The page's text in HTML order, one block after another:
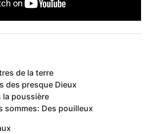
de la terre
des presque Dieux
la poussière
sommes: Des pouilleux